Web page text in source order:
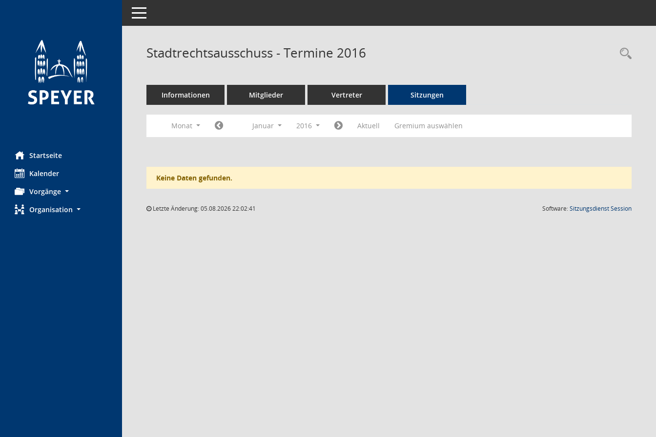
Startseite
Kalender
Vorgänge
Organisation
Toggle navigation
Stadtrechtsausschuss - Termine 2016
Informationen Mitglieder Vertreter Sitzungen
Monat Januar 2016 Aktuell Gremium auswählen
Keine Daten gefunden.
Letzte Änderung: 05.08.2026 22:02:41 Software:SitzungsdienstSession(Wird in